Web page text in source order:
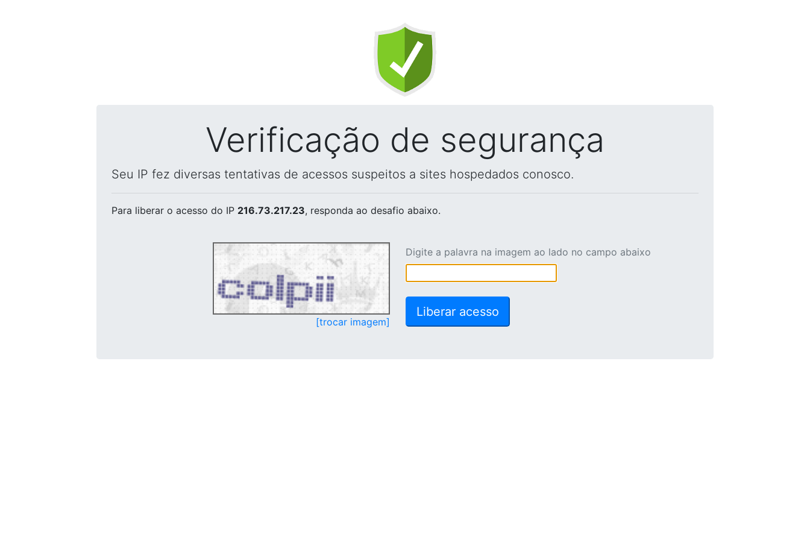
Verificação de segurança
Seu IP fez diversas tentativas de acessos suspeitos a sites hospedados conosco.
Para liberar o acesso do IP 216.73.217.23, responda ao desafio abaixo.
[trocar imagem]
Digite a palavra na imagem ao lado no campo abaixo